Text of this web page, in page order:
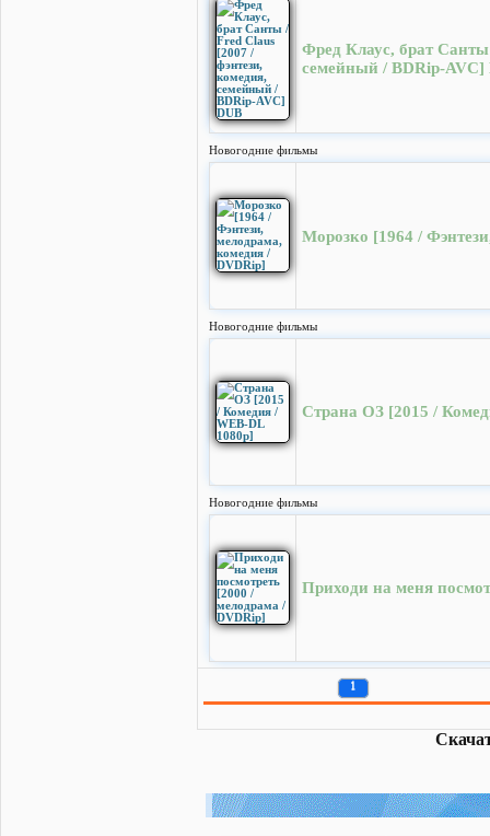
Фред Клаус, брат Санты
семейный / BDRip-AVC]
Новогодние фильмы
Морозко [1964 /
Новогодние фильмы
Страна ОЗ [2015 /
Новогодние фильмы
Приходи на меня
1